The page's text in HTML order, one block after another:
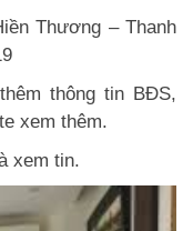
Thương – Thanh
thông tin BĐS,
xem thêm.
xem tin.